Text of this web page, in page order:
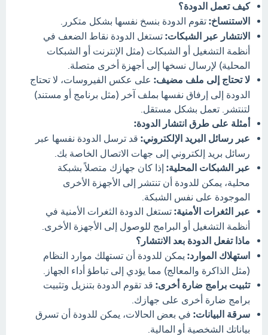
كيف تعمل الدودة؟
الاستنساخ: تقوم الدودة بنسخ نفسها بشكل متكرر.
الانتشار عبر الشبكات: تستغل الدودة نقاط الضعف في
أنظمة التشغيل أو الشبكات (مثل الإنترنت أو الشبكات
المحلية) لإرسال نسخها إلى أجهزة أخرى متصلة.
لا تحتاج إلى ملف مضيف: على عكس الفيروسات، لا تحتاج
الدودة إلى إرفاق نفسها بملف آخر (مثل برنامج أو مستند)
لتنتشر. تعمل بشكل مستقل.
أمثلة على طرق انتشار الدودة:
عبر رسائل البريد الإلكتروني: قد ترسل الدودة نفسها عبر
رسائل بريد إلكتروني إلى جهات الاتصال الخاصة بك.
عبر الشبكات المحلية: إذا كان جهازك متصلاً بشبكة
محلية، يمكن للدودة أن تنتشر إلى الأجهزة الأخرى
الموجودة على نفس الشبكة.
عبر الثغرات الأمنية: تستغل الدودة الثغرات الأمنية في
أنظمة التشغيل أو البرامج للوصول إلى الأجهزة الأخرى.
ماذا تفعل الدودة بعد الانتشار؟
استهلاك الموارد: يمكن للدودة أن تستهلك موارد النظام
(مثل الذاكرة والمعالج) مما يؤدي إلى تباطؤ أداء الجهاز.
تثبيت برامج ضارة أخرى: قد تقوم الدودة بتنزيل وتثبيت
برامج ضارة أخرى على جهازك.
سرقة البيانات: في بعض الحالات، يمكن للدودة أن تسرق
بياناتك الشخصية أو المالية.